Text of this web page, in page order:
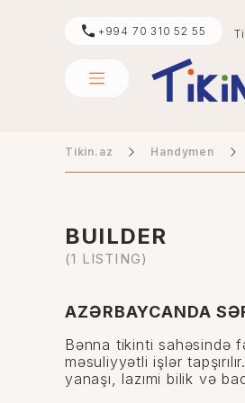
+994 70 310 52 55
Tikin.az Handymen
BUILDER
(1 LISTING)
AZƏRBAYCANDA
Bənna tikinti sahəsində
məsuliyyətli işlər
yanaşı, lazımi bilik və